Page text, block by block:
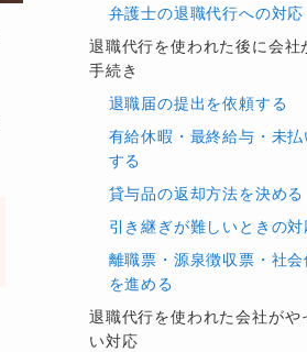
弁護士の退職代行への対応
退職代行を使われた後に会社
手続き
退職届の提出を依頼する
有給休暇・最終給与・未
する
貸与品の返却方法を決める
引き継ぎが難しいときの対
離職票・源泉徴収票・社会
を進める
退職代行を使われた会社がや
い対応